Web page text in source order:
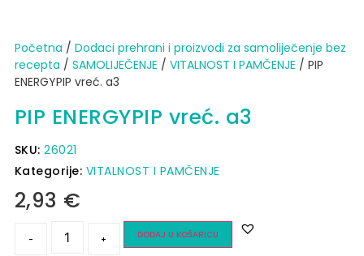
Početna / Dodaci prehrani i proizvodi za samoliječenje bez
recepta / SAMOLIJEČENJE / VITALNOST I PAMČENJE / PIP
ENERGYPIP vreć. a3
PIP ENERGYPIP vreć. a3
SKU:26021
Kategorije: VITALNOST I PAMČENJE
2,93 €
- + DODAJ U KOŠARICU